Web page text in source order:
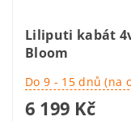
Liliputi kabát
Bloom
Do 9 - 15 dnů (na
6 199 Kč